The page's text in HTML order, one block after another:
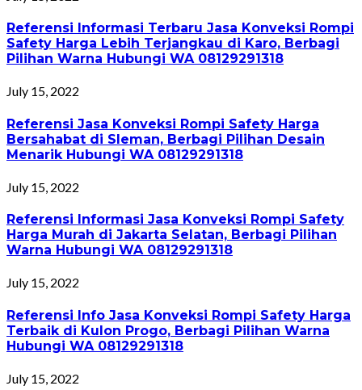
Referensi Informasi Terbaru Jasa Konveksi Rompi
Safety Harga Lebih Terjangkau di Karo, Berbagi
Pilihan Warna Hubungi WA 08129291318
July 15, 2022
Referensi Jasa Konveksi Rompi Safety Harga
Bersahabat di Sleman, Berbagi Pilihan Desain
Menarik Hubungi WA 08129291318
July 15, 2022
Referensi Informasi Jasa Konveksi Rompi Safety
Harga Murah di Jakarta Selatan, Berbagi Pilihan
Warna Hubungi WA 08129291318
July 15, 2022
Referensi Info Jasa Konveksi Rompi Safety Harga
Terbaik di Kulon Progo, Berbagi Pilihan Warna
Hubungi WA 08129291318
July 15, 2022